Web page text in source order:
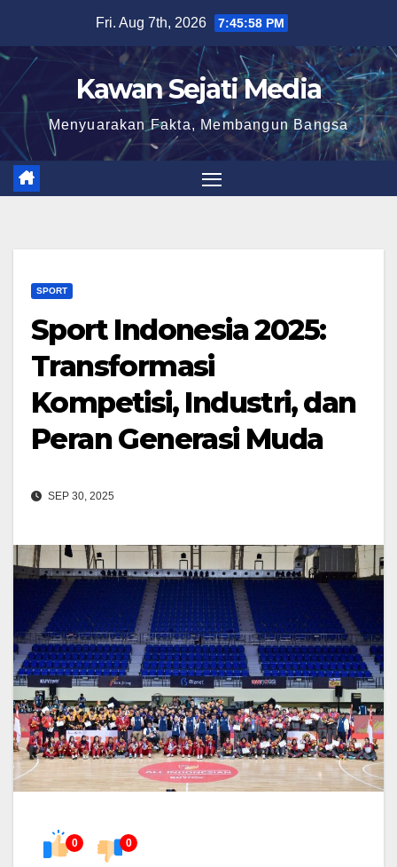
content
Fri. Aug 7th, 2026 7:45:59 PM
Kawan Sejati Media
Menyuarakan Fakta, Membangun Bangsa
SPORT
Sport Indonesia 2025:
Transformasi
Kompetisi, Industri, dan
Peran Generasi Muda
SEP 30, 2025
0 0